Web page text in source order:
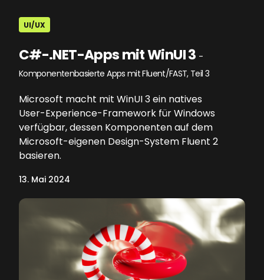
UI/UX
C#-.NET-Apps mit WinUI 3 -
Komponentenbasierte Apps mit Fluent/FAST, Teil 3
Microsoft macht mit WinUI 3 ein natives
User-Experience-Framework für Windows
verfügbar, dessen Komponenten auf dem
Microsoft-eigenen Design-System Fluent 2
basieren.
13. Mai 2024